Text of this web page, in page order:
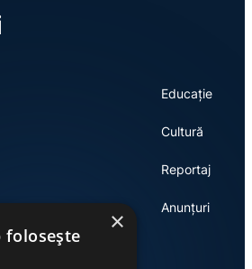
Educație
Cultură
Reportaj
Anunțuri
×
folosește